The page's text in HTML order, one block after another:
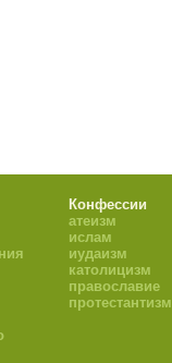
Конфессии
атеизм
ислам
иудаизм
католицизм
православие
протестантизм